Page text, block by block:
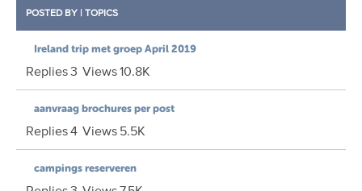
POSTED BY | TOPICS
Ireland trip met groep April 2019
Replies3 Views10.8K
aanvraag brochures per post
Replies4 Views5.5K
campings reserveren